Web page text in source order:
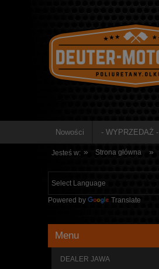
Nowości - WYPRZEDAŻ -
Jesteś w: » Strona główna »
Powered by Translate
Menu
DEALER JAWA